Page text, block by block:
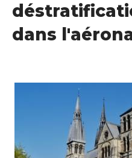
dans